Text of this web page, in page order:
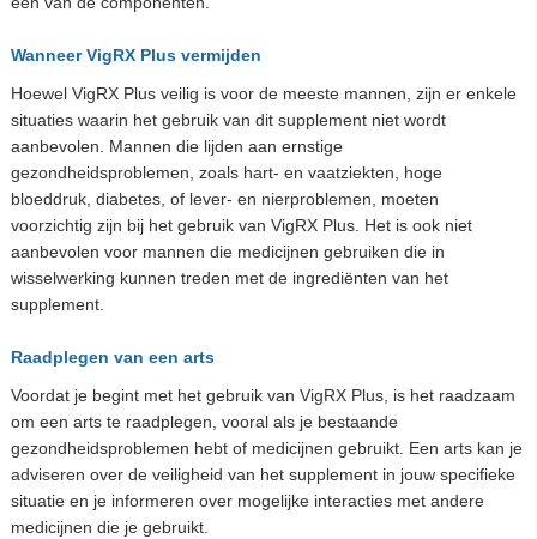
Wanneer VigRX Plus vermijden
Hoewel VigRX Plus veilig is voor de meeste mannen, zijn er enkele
situaties waarin het gebruik van dit supplement niet wordt
aanbevolen. Mannen die lijden aan ernstige
gezondheidsproblemen, zoals hart- en vaatziekten, hoge
bloeddruk, diabetes, of lever- en nierproblemen, moeten
voorzichtig zijn bij het gebruik van VigRX Plus. Het is ook niet
aanbevolen voor mannen die medicijnen gebruiken die in
wisselwerking kunnen treden met de ingrediënten van het
supplement.
Raadplegen van een arts
Voordat je begint met het gebruik van VigRX Plus, is het raadzaam
om een arts te raadplegen, vooral als je bestaande
gezondheidsproblemen hebt of medicijnen gebruikt. Een arts kan je
adviseren over de veiligheid van het supplement in jouw specifieke
situatie en je informeren over mogelijke interacties met andere
medicijnen die je gebruikt.